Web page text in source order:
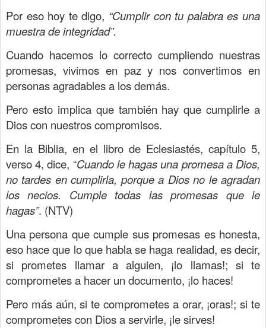
Por eso hoy te digo, “Cumplir con tu palabra es una
muestra de integridad”.
Cuando hacemos lo correcto cumpliendo nuestras
promesas, vivimos en paz y nos convertimos en
personas agradables a los demás.
Pero esto implica que también hay que cumplirle a
Dios con nuestros compromisos.
En la Biblia, en el libro de Eclesiastés, capítulo 5,
verso 4, dice, “Cuando le hagas una promesa a Dios,
no tardes en cumplirla, porque a Dios no le agradan
los necios. Cumple todas las promesas que le
hagas”. (NTV)
Una persona que cumple sus promesas es honesta,
eso hace que lo que habla se haga realidad, es decir,
si prometes llamar a alguien, ¡lo llamas!; si te
comprometes a hacer un documento, ¡lo haces!
Pero más aún, si te comprometes a orar, ¡oras!; si te
comprometes con Dios a servirle, ¡le sirves!